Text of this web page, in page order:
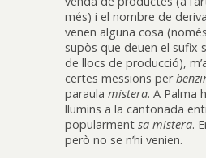
més) i el nombre de
venen alguna cosa (només
supòs que deuen el sufix
de llocs de producció),
certes messions per
paraula mistera. A Palma
llumins a la cantonada
popularment sa mistera.
però no se n’hi venien.